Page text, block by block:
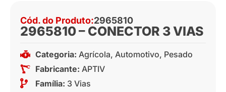
Cód. do Produto:2965810
2965810 – CONECTOR 3 VIAS
Categoria: Agrícola, Automotivo, Pesado
Fabricante: APTIV
Família: 3 Vias